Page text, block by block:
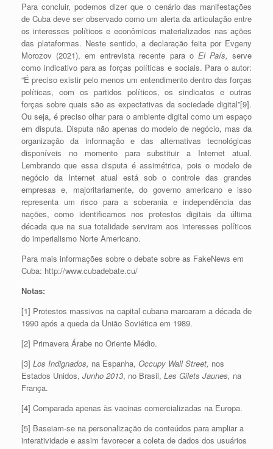
Para concluir, podemos dizer que o cenário das manifestações
de Cuba deve ser observado como um alerta da articulação entre
os interesses políticos e econômicos materializados nas ações
das plataformas. Neste sentido, a declaração feita por Evgeny
Morozov (2021), em entrevista recente para o El País, serve
como indicativo para as forças políticas e sociais. Para o autor:
“É preciso existir pelo menos um entendimento dentro das forças
políticas, com os partidos políticos, os sindicatos e outras
forças sobre quais são as expectativas da sociedade digital”[9].
Ou seja, é preciso olhar para o ambiente digital como um espaço
em disputa. Disputa não apenas do modelo de negócio, mas da
organização da informação e das alternativas tecnológicas
disponíveis no momento para substituir a Internet atual.
Lembrando que essadisputa é assimétrica, pois o modelode
negócio da Internet atual está sob o controle das grandes
empresas e, majoritariamente, do governo americano e isso
representa um risco para a soberania e independência das
nações, como identificamos nos protestos digitais da última
década que na sua totalidade serviram aos interesses políticos
do imperialismo Norte Americano.
Para mais informações sobre o debate sobre as FakeNews em
Cuba: http://www.cubadebate.cu/
Notas:
[1] Protestos massivos na capital cubana marcaram a década de
1990 após a queda da União Soviética em 1989.
[2] Primavera Árabe no Oriente Médio.
[3] Los Indignados, na Espanha, Occupy Wall Street, nos
Estados Unidos, Junho 2013, no Brasil, Les Gilets Jaunes, na
França.
[4] Comparada apenas às vacinas comercializadas na Europa.
[5] Baseiam-se na personalização de conteúdos para ampliar a
interatividade e assim favorecer a coleta de dados dos usuários